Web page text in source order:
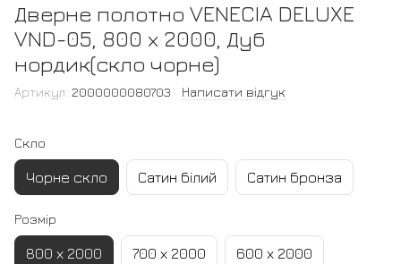
Дверне полотно VENECIA DELUXE
VND-05, 800 х 2000, Дуб
нордик(скло чорне)
Артикул: 2000000080703 Написати відгук
Скло
Чорне скло Сатин білий Сатин бронза
Розмір
800 х 2000 700 х 2000 600 х 2000